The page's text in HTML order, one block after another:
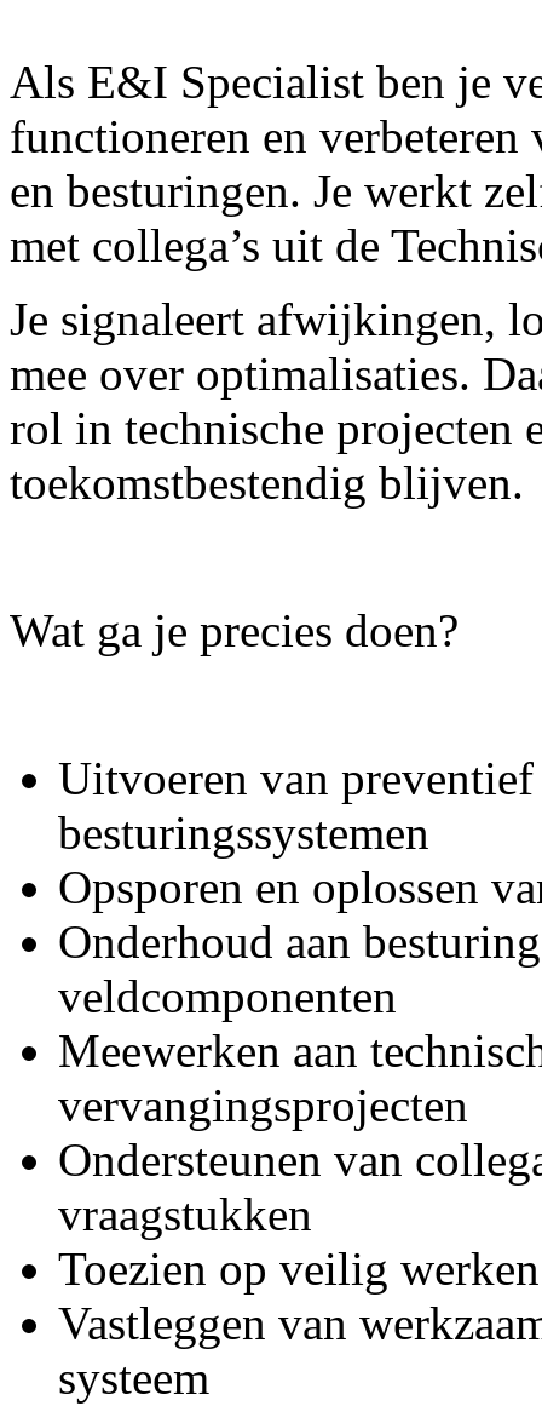
Als E&I Specialist ben je
functioneren en
en besturingen. Je werkt
met collega’s uit de
Je signaleert afwijkingen,
mee over optimalisaties.
rol in technische projecten
toekomstbestendig blijven.
Wat ga je precies doen?
Uitvoeren van
besturingssystemen
Opsporen en oplossen
Onderhoud aan
veldcomponenten
Meewerken aan
vervangingsprojecten
Ondersteunen van
vraagstukken
Toezien op veilig
Vastleggen van
systeem